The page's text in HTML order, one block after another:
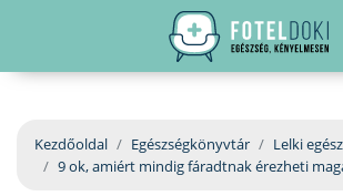
EGÉSZSÉGKÖNYVTÁR
BETEGSÉGKALAUZ
hirdetés
Kezdőoldal Egészségkönyvtár Lelki
9 ok, amiért mindig fáradtnak érezheti